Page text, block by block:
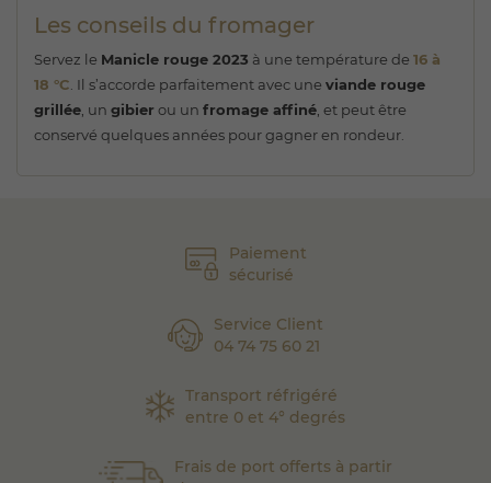
Paiement
sécurisé
Service Client
04 74 75 60 21
Transport réfrigéré
entre 0 et 4° degrés
Frais de port offerts à partir
Les conseils du fromager
Servez le Manicle rouge 2023 à une température de 16 à
18 °C . Il s’accorde parfaitement avec une viande rouge
grillée , un gibier ou un fromage affiné , et peut être
conservé quelques années pour gagner en rondeur.